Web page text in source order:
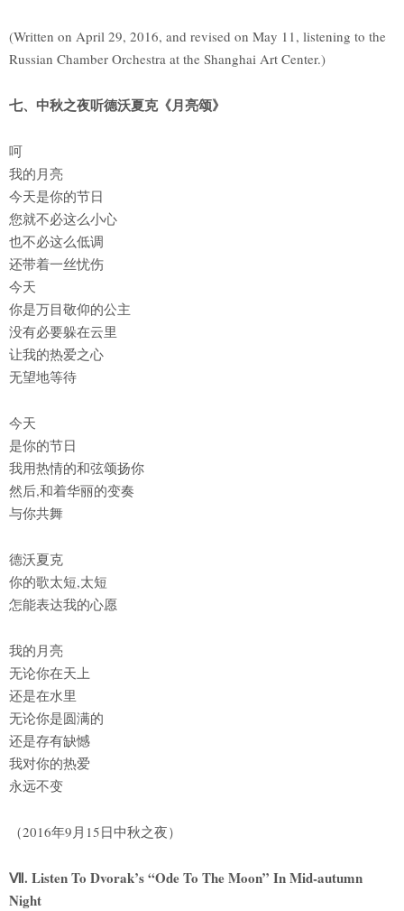
(Written on April 29, 2016, and revised on May 11, listening to the
Russian Chamber Orchestra at the Shanghai Art Center.)
七、中秋之夜听德沃夏克《月亮颂》
呵
我的月亮
今天是你的节日
您就不必这么小心
也不必这么低调
还带着一丝忧伤
今天
你是万目敬仰的公主
没有必要躲在云里
让我的热爱之心
无望地等待
今天
是你的节日
我用热情的和弦颂扬你
然后,和着华丽的变奏
与你共舞
德沃夏克
你的歌太短,太短
怎能表达我的心愿
我的月亮
无论你在天上
还是在水里
无论你是圆满的
还是存有缺憾
我对你的热爱
永远不变
（2016年9月15日中秋之夜）
Ⅶ. Listen To Dvorak’s “Ode To The Moon” In Mid-autumn
Night